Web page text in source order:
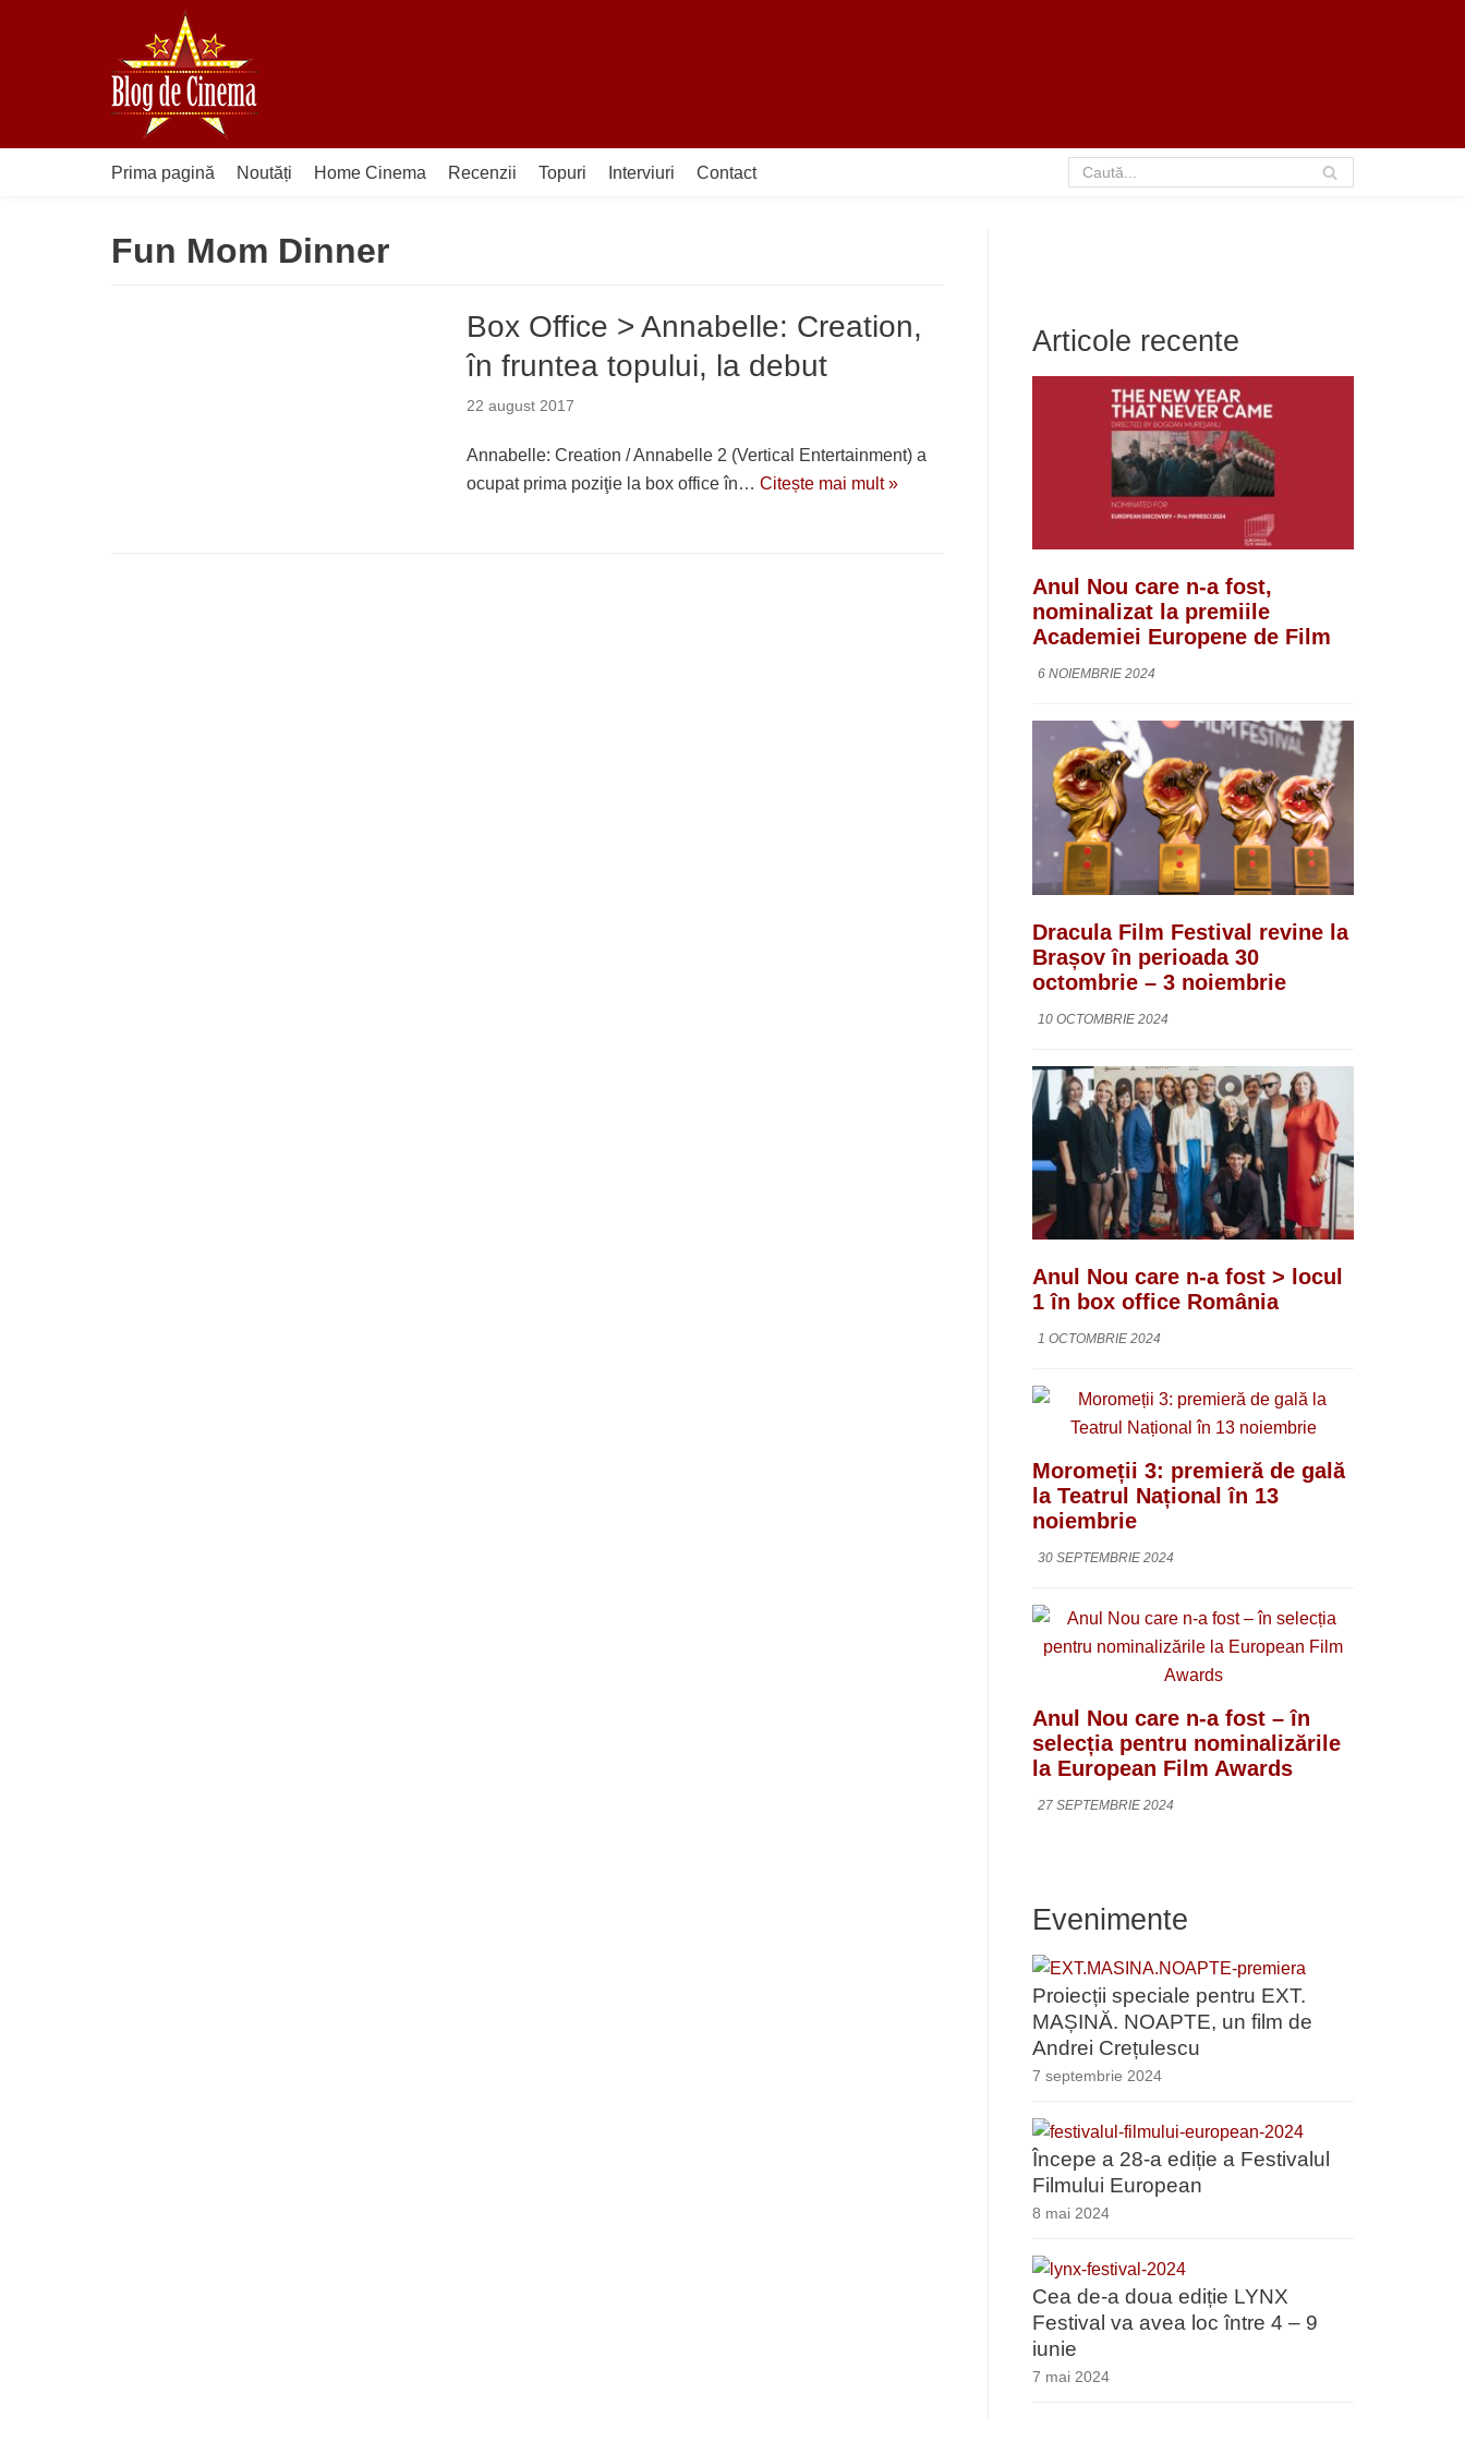
Prima pagină Noutăți Home Cinema Recenzii Topuri Interviuri Contact
Fun Mom Dinner
Box Office > Annabelle: Creation,
în fruntea topului, la debut
22 august 2017
Annabelle: Creation / Annabelle 2 (Vertical Entertainment) a
ocupat prima poziţie la box office în… Citește mai mult »
Articole recente
Anul Nou care n-a fost,
nominalizat la premiile
Academiei Europene de Film
6 NOIEMBRIE 2024
Dracula Film Festival revine la
Brașov în perioada 30
octombrie – 3 noiembrie
10 OCTOMBRIE 2024
Anul Nou care n-a fost > locul
1 în box office România
1 OCTOMBRIE 2024
Moromeții 3: premieră de gală
la Teatrul Național în 13
noiembrie
30 SEPTEMBRIE 2024
Anul Nou care n-a fost – în
selecția pentru nominalizările
la European Film Awards
27 SEPTEMBRIE 2024
Evenimente
Proiecții speciale pentru EXT.
MAȘINĂ. NOAPTE, un film de
Andrei Crețulescu
7 septembrie 2024
Începe a 28-a ediție a Festivalul
Filmului European
8 mai 2024
Cea de-a doua ediție LYNX
Festival va avea loc între 4 – 9
iunie
7 mai 2024